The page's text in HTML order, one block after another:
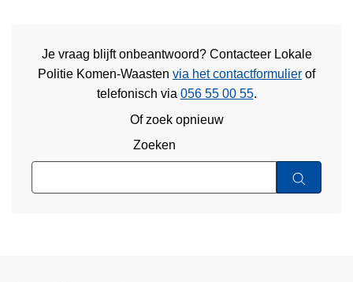
Je vraag blijft onbeantwoord? Contacteer Lokale
Politie Komen-Waasten via het contactformulier of
telefonisch via 056 55 00 55.
Of zoek opnieuw
Zoeken